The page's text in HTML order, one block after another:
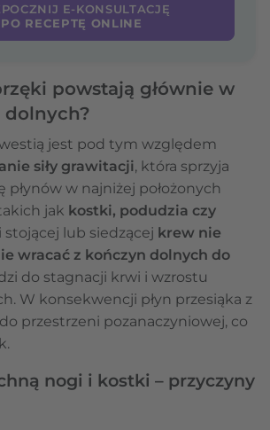
E-KONSULTACJĘ
PO RECEPTĘ ONLINE
powstają głównie w
jest pod tym względem
siły grawitacji, która sprzyja
płynów w najniżej położonych
jak kostki, podudzia czy
stojącej lub siedzącej krew nie
wracać z kończyn dolnych do
do stagnacji krwi i wzrostu
W konsekwencji płyn przesiąka z
przestrzeni pozanaczyniowej, co
nogi i kostki – przyczyny